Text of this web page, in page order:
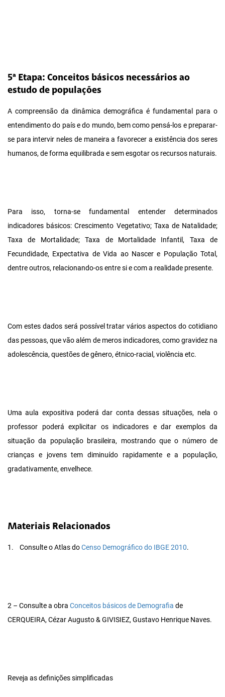
5ª Etapa: Conceitos básicos necessários ao
estudo de populações
A compreensão da dinâmica demográfica é fundamental para o
entendimento do país e do mundo, bem como pensá-los e preparar-
se para intervir neles de maneira a favorecer a existência dos seres
humanos, de forma equilibrada e sem esgotar os recursos naturais.
Para isso, torna-se fundamental entender determinados
indicadores básicos: Crescimento Vegetativo; Taxa de Natalidade;
Taxa de Mortalidade; Taxa de Mortalidade Infantil, Taxa de
Fecundidade, Expectativa de Vida ao Nascer e População Total,
dentre outros, relacionando-os entre si e com a realidade presente.
Com estes dados será possível tratar vários aspectos do cotidiano
das pessoas, que vão além de meros indicadores, como gravidez na
adolescência, questões de gênero, étnico-racial, violência etc.
Uma aula expositiva poderá dar conta dessas situações, nela o
professor poderá explicitar os indicadores e dar exemplos da
situação da população brasileira, mostrando que o número de
crianças e jovens tem diminuído rapidamente e a população,
gradativamente, envelhece.
Materiais Relacionados
1. Consulte o Atlas doCenso Demográfico do IBGE 2010.
2 – Consulte a obra Conceitos básicos de Demografia de
CERQUEIRA, Cézar Augusto & GIVISIEZ, Gustavo Henrique Naves.
Reveja as definições simplificadas